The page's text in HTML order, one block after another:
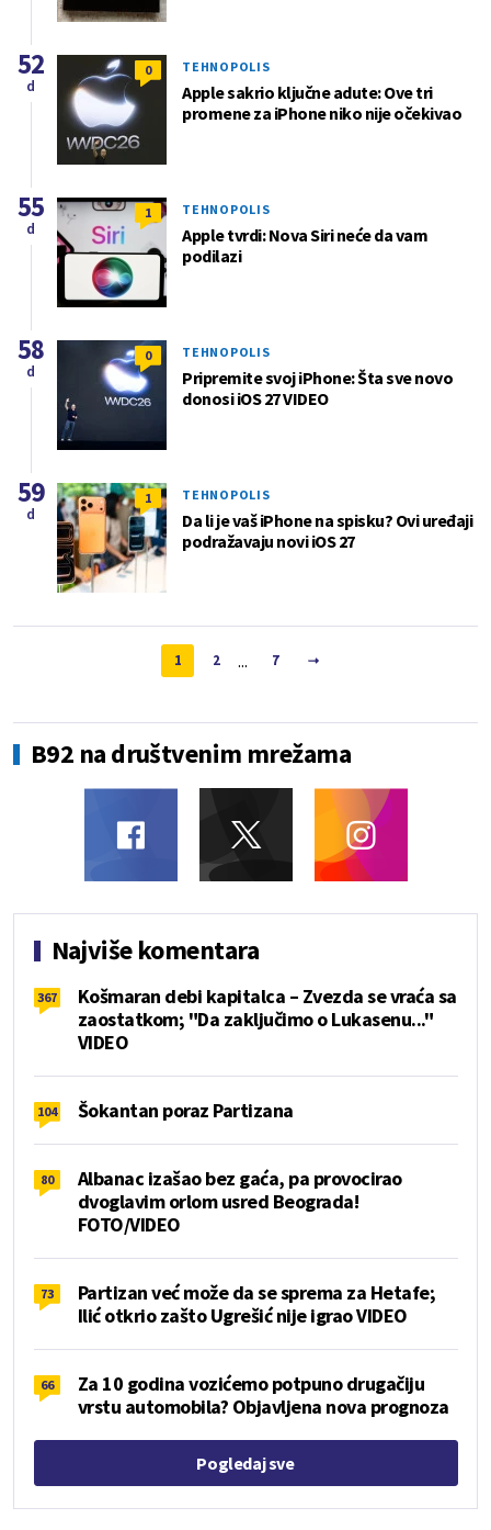
0 TEHNOPOLIS
Apple sakrio ključne adute: Ove tri
promene za iPhone niko nije očekivao
52
d
1 TEHNOPOLIS
Apple tvrdi: Nova Siri neće da vam
podilazi
55
d
0 TEHNOPOLIS
Pripremite svoj iPhone: Šta sve novo
donosi iOS 27 VIDEO
58
d
1 TEHNOPOLIS
Da li je vaš iPhone na spisku? Ovi uređaji
podražavaju novi iOS 27
59
d
1 2 ... 7
B92 na društvenim mrežama
Najviše komentara
367
Košmaran debi kapitalca – Zvezda se vraća sa
zaostatkom; "Da zaključimo o Lukasenu..."
VIDEO
104 Šokantan poraz Partizana
80
Albanac izašao bez gaća, pa provocirao
dvoglavim orlom usred Beograda!
FOTO/VIDEO
73
Partizan već može da se sprema za Hetafe;
Ilić otkrio zašto Ugrešić nije igrao VIDEO
66
Za 10 godina vozićemo potpuno drugačiju
vrstu automobila? Objavljena nova prognoza
Pogledaj sve